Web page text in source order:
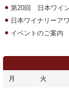
第20回 日本ワイン
日本ワイナリーア
イベントのご案内
月 火